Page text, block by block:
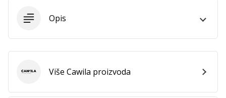
Opis
CawilaViše Cawila proizvoda